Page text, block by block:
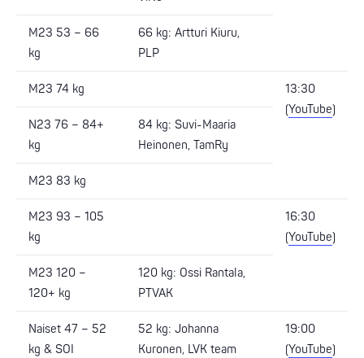
M23 53 – 66
kg
66 kg: Artturi Kiuru,
PLP
M23 74 kg
13:30
(YouTube)
N23 76 – 84+
kg
84 kg: Suvi-Maaria
Heinonen, TamRy
M23 83 kg
M23 93 – 105
kg
16:30
(YouTube)
M23 120 –
120+ kg
120 kg: Ossi Rantala,
PTVAK
Naiset 47 – 52
kg & SOI
52 kg: Johanna
Kuronen, LVK team
19:00
(YouTube)